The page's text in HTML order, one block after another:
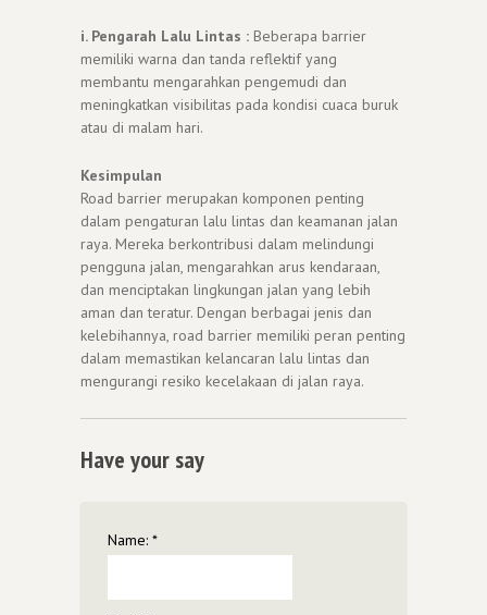
i. Pengarah Lalu Lintas : Beberapa barrier
memiliki warna dan tanda reflektif yang
membantu mengarahkan pengemudi dan
meningkatkan visibilitas pada kondisi cuaca buruk
atau di malam hari.
Kesimpulan
Road barrier merupakan komponen penting
dalam pengaturan lalu lintas dan keamanan jalan
raya. Mereka berkontribusi dalam melindungi
pengguna jalan, mengarahkan arus kendaraan,
dan menciptakan lingkungan jalan yang lebih
aman dan teratur. Dengan berbagai jenis dan
kelebihannya, road barrier memiliki peran penting
dalam memastikan kelancaran lalu lintas dan
mengurangi resiko kecelakaan di jalan raya.
Have your say
Name: *